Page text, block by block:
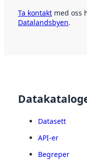
Ta kontakt med oss
Datalandsbyen.
Datasett
API-er
Begreper